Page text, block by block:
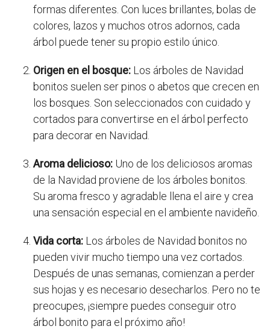
formas diferentes. Con luces brillantes, bolas de
colores, lazos y muchos otros adornos, cada
árbol puede tener su propio estilo único.
Origen en el bosque: Los árboles de Navidad
bonitos suelen ser pinos o abetos que crecen en
los bosques. Son seleccionados con cuidado y
cortados para convertirse en el árbol perfecto
para decorar en Navidad.
Aroma delicioso: Uno de los deliciosos aromas
de la Navidad proviene de los árboles bonitos.
Su aroma fresco y agradable llena el aire y crea
una sensación especial en el ambiente navideño.
Vida corta: Los árboles de Navidad bonitos no
pueden vivir mucho tiempo una vez cortados.
Después de unas semanas, comienzan a perder
sus hojas y es necesario desecharlos. Pero no te
preocupes, ¡siempre puedes conseguir otro
árbol bonito para el próximo año!